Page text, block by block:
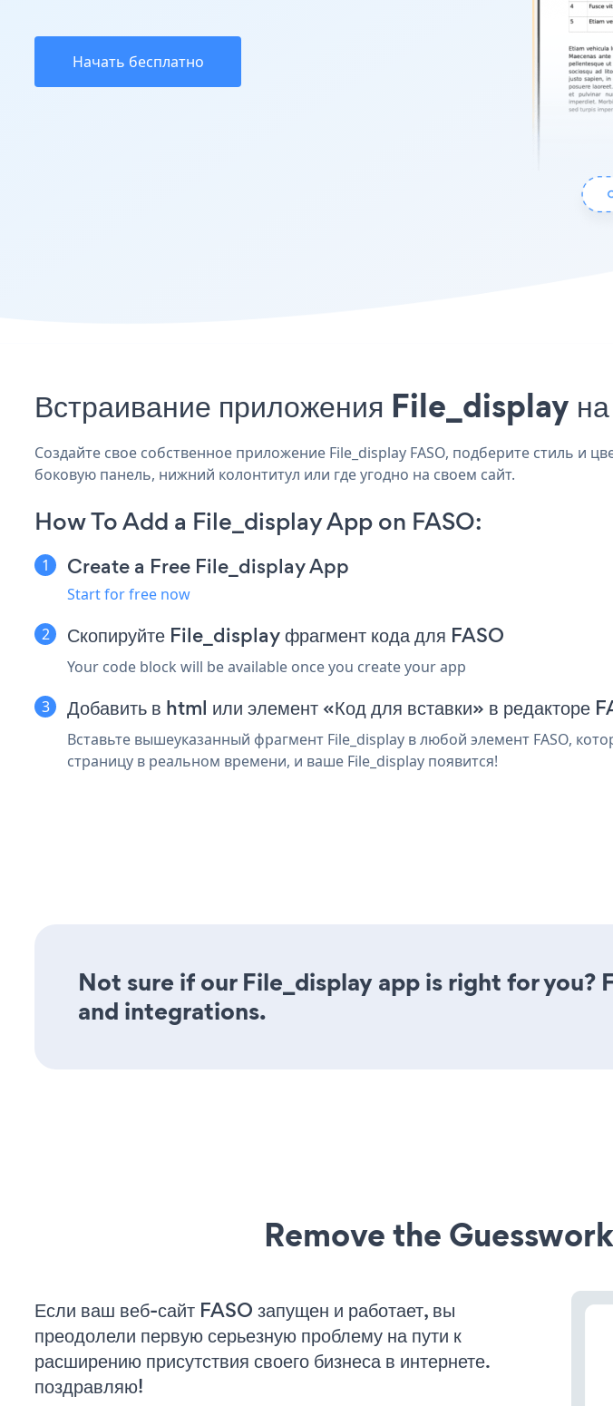
Начать бесплатно
Встраивание приложения File_display
Создайте свое собственное приложение File_display FASO, подберите стиль и
боковую панель, нижний колонтитул или где угодно на своем сайт.
How To Add a File_display App on FASO:
Create a Free File_display App
Start for free now
Скопируйте File_display фрагмент кода для FASO
Your code block will be available once you create your app
Добавить в html или элемент «Код для вставки» в редакторе
Вставьте вышеуказанный фрагмент File_display в любой элемент FASO,
страницу в реальном времени, и ваше File_display появится!
Not sure if our File_display app is right for
and integrations.
Remove the
Если ваш веб-сайт FASO запущен и работает, вы
преодолели первую серьезную проблему на пути к
расширению присутствия своего бизнеса в интернете.
поздравляю!